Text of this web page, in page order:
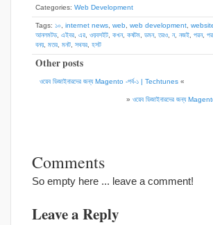
Categories: Web Development
Tags: ১০, internet news, web, web development,
আনলমটড, এইবর, এর, ওয়বসইট, কখন, কষটম, ডমন,তরও, ন, নজই, পরন,
বনয়, মতর, মনট, সথযর, হসট
Other posts
ওয়েব ডিজাইনারদের জন্য Magento -পর্ব-১ | Techtunes «
» ওয়েব ডিজাইনারদের জন্য
Comments
So empty here ... leave a comment!
Leave a Reply